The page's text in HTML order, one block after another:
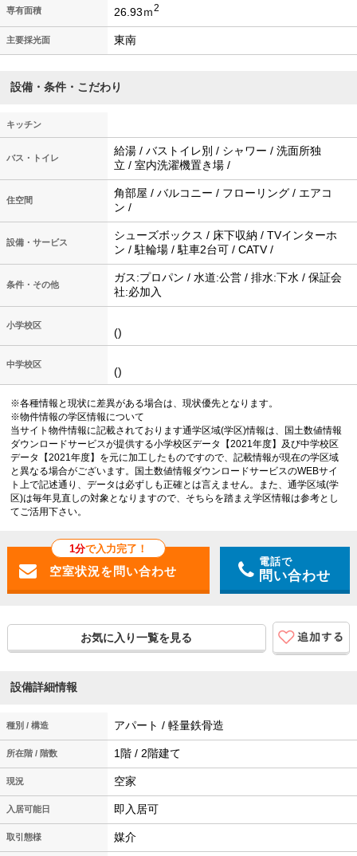
専有面積 26.93ｍ2
主要採光面 東南
設備・条件・こだわり
キッチン
バス・トイレ
給湯 / バストイレ別 / シャワー / 洗面所独
立 / 室内洗濯機置き場 /
住空間
角部屋 / バルコニー / フローリング / エアコ
ン /
設備・サービス
シューズボックス / 床下収納 / TVインターホ
ン / 駐輪場 / 駐車2台可 / CATV /
条件・その他
ガス:プロパン / 水道:公営 / 排水:下水 / 保証会
社:必加入
小学校区
()
中学校区
()
※各種情報と現状に差異がある場合は、現状優先となります。
※物件情報の学区情報について
当サイト物件情報に記載されております通学区域(学区)情報は、国土数値情報
ダウンロードサービスが提供する小学校区データ【2021年度】及び中学校区
データ【2021年度】を元に加工したものですので、記載情報が現在の学区域
と異なる場合がございます。国土数値情報ダウンロードサービスのWEBサイ
ト上で記述通り、データは必ずしも正確とは言えません。また、通学区域(学
区)は毎年見直しの対象となりますので、そちらを踏まえ学区情報は参考とし
てご活用下さい。
1分で入力完了！
電話で
問い合わせ
お気に入り一覧を見る
設備詳細情報
種別 / 構造 アパート / 軽量鉄骨造
所在階 / 階数 1階 / 2階建て
現況 空家
入居可能日 即入居可
取引態様 媒介